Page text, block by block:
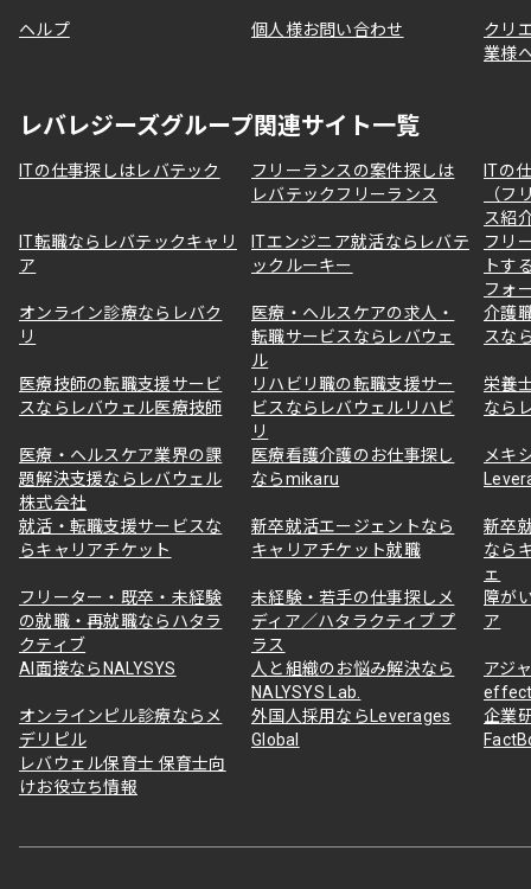
ヘルプ 個人様お問い合わせ
クリ
業様
レバレジーズグループ関連サイト一覧
ITの仕事探しはレバテック
フリーランスの案件探しは
レバテックフリーランス
ITの
（フ
ス紹
IT転職ならレバテックキャリ
ア
ITエンジニア就活ならレバテ
ックルーキー
フリ
トす
フォ
オンライン診療ならレバク
リ
医療・ヘルスケアの求人・
転職サービスならレバウェ
ル
介護
スな
医療技師の転職支援サービ
スならレバウェル医療技師
リハビリ職の転職支援サー
ビスならレバウェルリハビ
リ
栄養
なら
医療・ヘルスケア業界の課
題解決支援ならレバウェル
株式会社
医療看護介護のお仕事探し
ならmikaru
メキ
就活・転職支援サービスな
らキャリアチケット
新卒就活エージェントなら
キャリアチケット就職
新卒
なら
ェ
フリーター・既卒・未経験
の就職・再就職ならハタラ
クティブ
未経験・若手の仕事探しメ
ディア／ハタラクティブ プ
ラス
障が
ア
AI面接ならNALYSYS
人と組織のお悩み解決なら
NALYSYS Lab.
アジ
オンラインピル診療ならメ
デリピル
外国人採用ならLeverages
Global
企業
レバウェル保育士 保育士向
けお役立ち情報